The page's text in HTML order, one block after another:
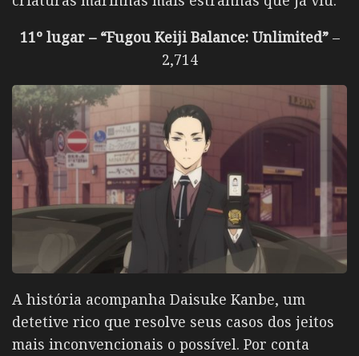
11º lugar – “Fugou Keiji Balance: Unlimited”–
2,714
A história acompanha Daisuke Kanbe, um
detetive rico que resolve seus casos dos jeitos
mais inconvencionais o possível. Por conta